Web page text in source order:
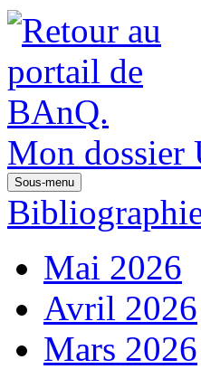
Mon dossier
Sous-menu
Mai 2026
Avril 2026
Mars 2026